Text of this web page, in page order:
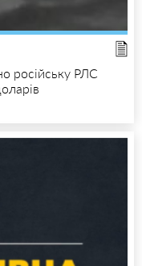
російську РЛС